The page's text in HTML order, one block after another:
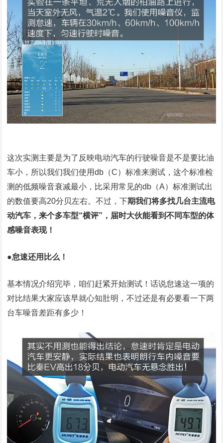
这次实测主要是为了反映电动汽车的行驶噪音是不是要比油
车小，所以我们我们使用db（C）标准来测试，这个标准检
测的低频噪音衰减最小，比采用常见的db（A）标准测试出
的数值要高20分贝左右。不过，下期我们将多找几台主流电
动汽车，来个多车型“横评”，届时大伙能看到不同车型的体
感噪音表现！
●怠速还用比么！
基本情况介绍完毕，咱们赶紧开始测试！话说怠速这一项的
对比结果大家应该早就心知肚明，不过还是有必要看一下两
台车噪音差距有多少！